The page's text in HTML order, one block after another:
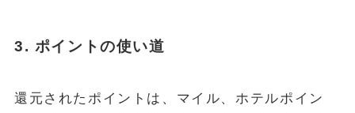
3. ポイントの使い道
還元されたポイントは、マイル、ホテルポイン